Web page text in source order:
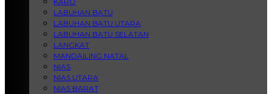
LABUHAN BATU
LABUHAN BATU UTARA
LABUHAN BATU SELATAN
LANGKAT
MANDAILING NATAL
NIAS
NIAS UTARA
NIAS BARAT